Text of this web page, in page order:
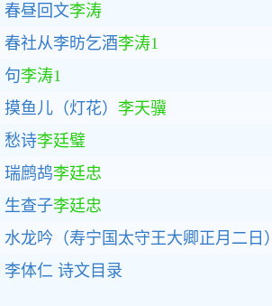
春昼回文李涛
春社从李昉乞酒李涛1
句李涛1
摸鱼儿（灯花） 李天骥
愁诗李廷璧
瑞鹧鸪李廷忠
生查子李廷忠
水龙吟（寿宁国太守王大卿正月二日）
李体仁 诗文目录